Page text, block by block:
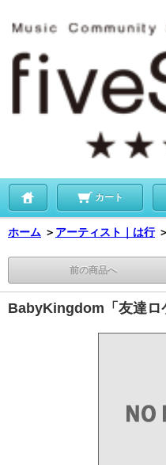
カート
ホーム ＞ アーティスト｜は行 ＞
前の商品へ
BabyKingdom「友達ロ